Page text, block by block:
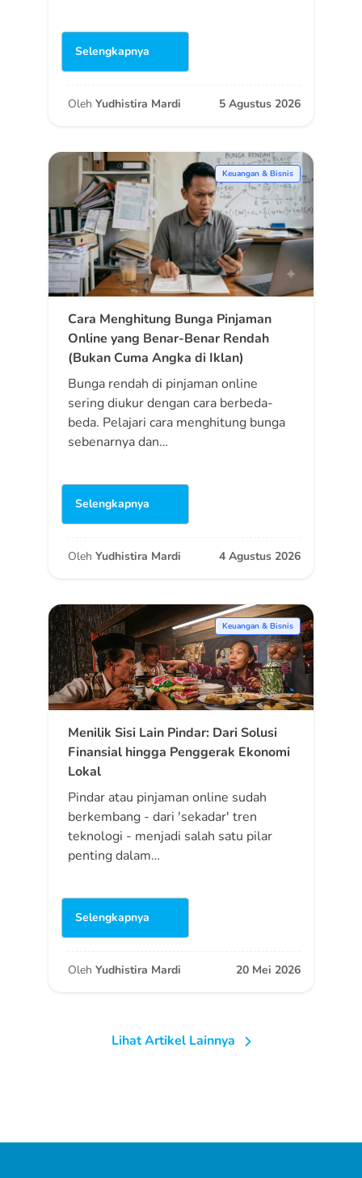
Selengkapnya
Oleh Yudhistira Mardi 5 Agustus 2026
Keuangan & Bisnis
Cara Menghitung Bunga Pinjaman
Online yang Benar-Benar Rendah
(Bukan Cuma Angka di Iklan)
Bunga rendah di pinjaman online
sering diukur dengan cara berbeda-
beda. Pelajari cara menghitung bunga
sebenarnya dan…
Selengkapnya
Oleh Yudhistira Mardi 4 Agustus 2026
Keuangan & Bisnis
Menilik Sisi Lain Pindar: Dari Solusi
Finansial hingga Penggerak Ekonomi
Lokal
Pindar atau pinjaman online sudah
berkembang - dari 'sekadar' tren
teknologi - menjadi salah satu pilar
penting dalam…
Selengkapnya
Oleh Yudhistira Mardi 20 Mei 2026
Lihat Artikel Lainnya